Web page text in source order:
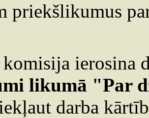
priekšlikumus
ierosina
likumā "Par
darba